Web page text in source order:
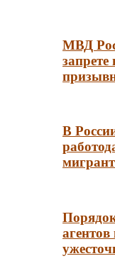
МВД
В
агентов